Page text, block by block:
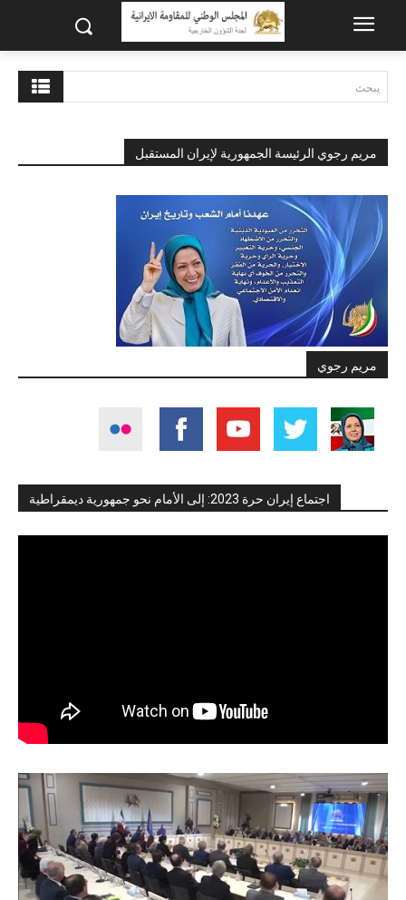
يبحث
مريم رجوي الرئيسة الجمهورية لإيران المستقبل
مريم رجوي
اجتماع إيران حرة 2023: إلى الأمام نحو جمهورية ديمقراطية